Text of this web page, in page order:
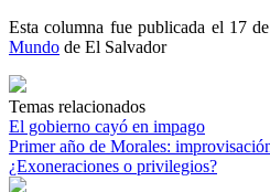
Esta columna fue publicada el 17
Mundo de El Salvador
Temas relacionados
El gobierno cayó en impago
Primer año de Morales:
¿Exoneraciones o privilegios?